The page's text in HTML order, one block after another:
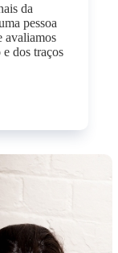
da
pessoa
avaliamos
dos traços